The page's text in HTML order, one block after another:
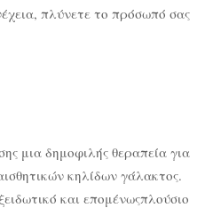
πλύνετε το πρόσωπό σας
μια δημοφιλής θεραπεία για
κηλίδων γάλακτος.
και επομένωςπλούσιο